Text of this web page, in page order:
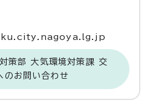
策部 大気環境対策課 交
のお問い合わせ